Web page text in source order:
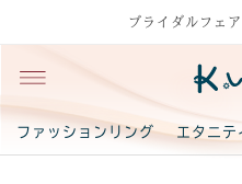
ブライダルフェ
ファッションリング エタニテ